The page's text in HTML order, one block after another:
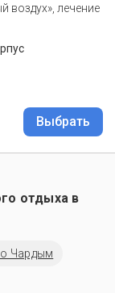
воздух», лечение
Выбрать
отдыха в
Чардым